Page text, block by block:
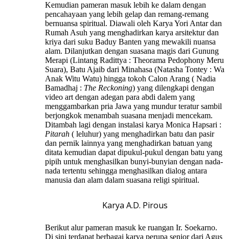
Kemudian pameran masuk lebih ke dalam dengan
pencahayaan yang lebih gelap dan remang-remang
bernuansa spiritual. Diawali oleh Karya Yori Antar dan
Rumah Asuh yang menghadirkan karya arsitektur dan
kriya dari suku Baduy Banten yang mewakili nuansa
alam. Dilanjutkan dengan suasana magis dari Gunung
Merapi (Lintang Radittya : Theorama Pedophony Meru
Suara), Batu Ajaib dari Minahasa (Natasha Tontey : Wa
Anak Witu Watu) hingga tokoh Calon Arang ( Nadia
Bamadhaj : The Reckoning) yang dilengkapi dengan
video art dengan adegan para abdi dalem yang
menggambarkan pria Jawa yang mundur teratur sambil
berjongkok menambah suasana menjadi mencekam.
Ditambah lagi dengan instalasi karya Monica Hapsari :
Pitarah ( leluhur) yang menghadirkan batu dan pasir
dan pernik lainnya yang menghadirkan batuan yang
ditata kemudian dapat dipukul-pukul dengan batu yang
pipih untuk menghasilkan bunyi-bunyian dengan nada-
nada tertentu sehingga menghasilkan dialog antara
manusia dan alam dalam suasana religi spiritual.
Karya A.D. Pirous
Berikut alur pameran masuk ke ruangan Ir. Soekarno.
Di sini terdapat berbagai karya perupa senior dari Agus